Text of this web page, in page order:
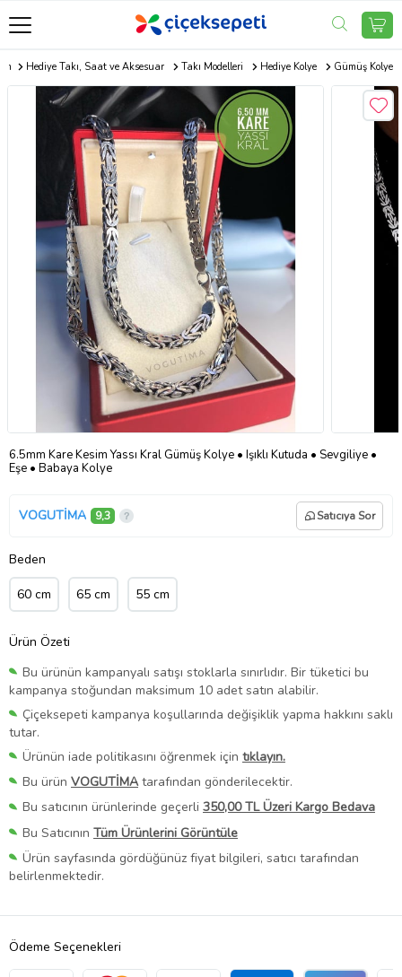
Hediye Takı, Saat ve Aksesuar Takı Modelleri Hediye Kolye Gümüş Kolye
6.5mm Kare Kesim Yassı Kral Gümüş Kolye • Işıklı Kutuda • Sevgiliye •
Eşe • Babaya Kolye
VOGUTİMA 9,3 Satıcıya Sor
Beden
60 cm 65 cm 55 cm
Ürün Özeti
Bu ürünün kampanyalı satışı stoklarla sınırlıdır. Bir tüketici bu
kampanya stoğundan maksimum 10 adet satın alabilir.
Çiçeksepeti kampanya koşullarında değişiklik yapma hakkını saklı
tutar.
Ürünün iade politikasını öğrenmek için tıklayın.
Bu ürün VOGUTİMAtarafından gönderilecektir.
Bu satıcının ürünlerinde geçerli 350,00 TL Üzeri Kargo Bedava
Bu Satıcının Tüm Ürünlerini Görüntüle
Ürün sayfasında gördüğünüz fiyat bilgileri, satıcı tarafından
belirlenmektedir.
Ödeme Seçenekleri